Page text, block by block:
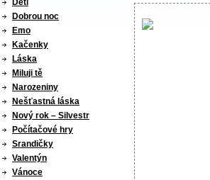
Děti
Dobrou noc
Emo
Kačenky
Láska
Miluji tě
Narozeniny
Nešťastná láska
Nový rok – Silvestr
Počítačové hry
Srandičky
Valentýn
Vánoce